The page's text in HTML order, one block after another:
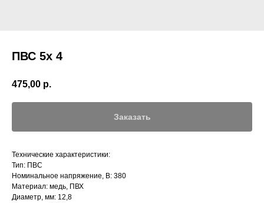
ПВС 5х 4
475,00 р.
Заказать
Технические характеристики:
Тип: ПВС
Номинальное напряжение, В: 380
Материал: медь, ПВХ
Диаметр, мм: 12,8